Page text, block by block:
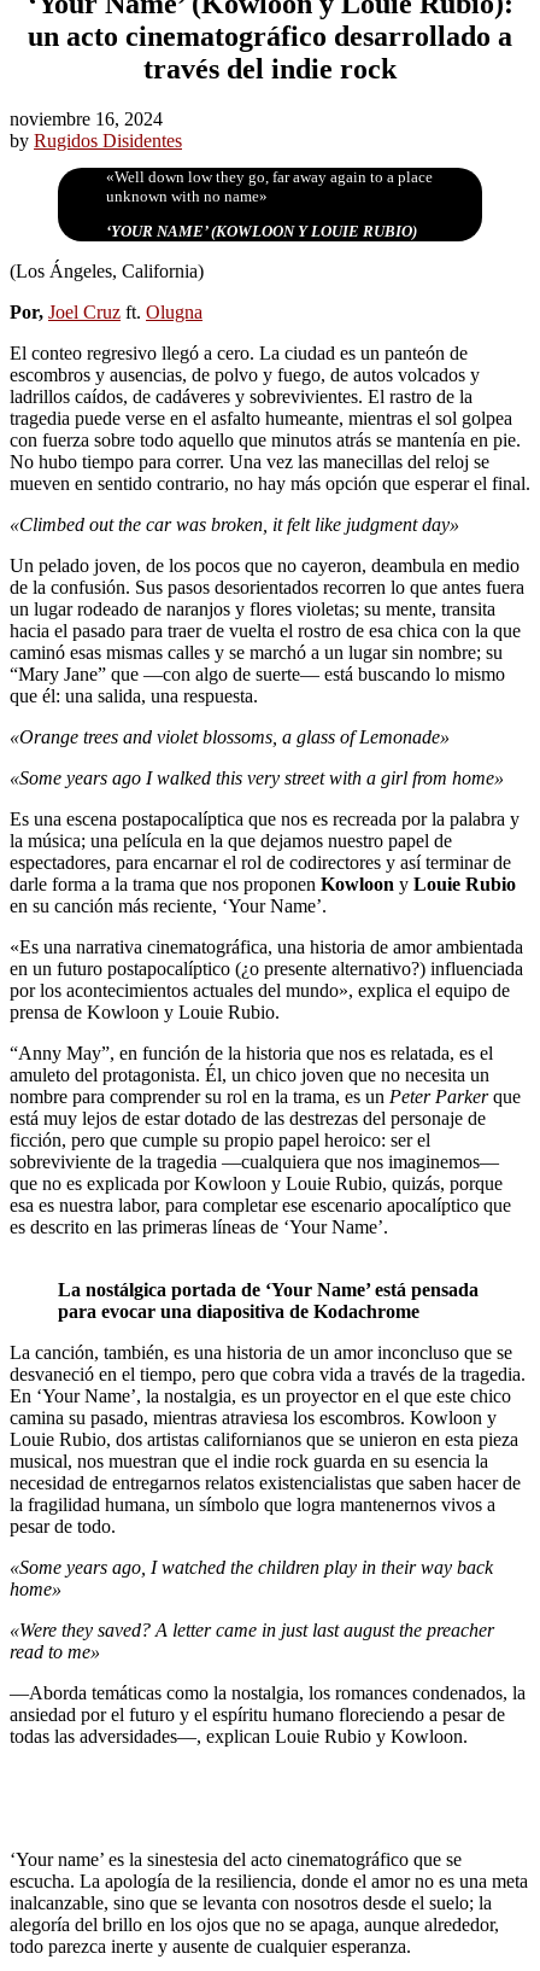
un acto cinematográfico desarrollado a
través del indie rock
noviembre 16, 2024
by Rugidos Disidentes
«Well down low they go, far away again to a place
unknown with no name»
‘YOUR NAME’ (KOWLOON Y LOUIE RUBIO)
(Los Ángeles, California)
Por, Joel Cruz ft. Olugna
El conteo regresivo llegó a cero. La ciudad es un panteón de
escombros y ausencias, de polvo y fuego, de autos volcados y
ladrillos caídos, de cadáveres y sobrevivientes. El rastro de la
tragedia puede verse en el asfalto humeante, mientras el sol golpea
con fuerza sobre todo aquello que minutos atrás se mantenía en pie.
No hubo tiempo para correr. Una vez las manecillas del reloj se
mueven en sentido contrario, no hay más opción que esperar el final.
«Climbed out the car was broken, it felt like judgment day»
Un pelado joven, de los pocos que no cayeron, deambula en medio
de la confusión. Sus pasos desorientados recorren lo que antes fuera
un lugar rodeado de naranjos y flores violetas; su mente, transita
hacia el pasado para traer de vuelta el rostro de esa chica con la que
caminó esas mismas calles y se marchó a un lugar sin nombre; su
“Mary Jane” que ―con algo de suerte― está buscando lo mismo
que él: una salida, una respuesta.
«Orange trees and violet blossoms, a glass of Lemonade»
«Some years ago I walked this very street with a girl from home»
Es una escena postapocalíptica que nos es recreada por la palabra y
la música; una película en la que dejamos nuestro papel de
espectadores, para encarnar el rol de codirectores y así terminar de
darle forma a la trama que nos proponen Kowloon y Louie Rubio
en su canción más reciente, ‘Your Name’.
«Es una narrativa cinematográfica, una historia de amor ambientada
en un futuro postapocalíptico (¿o presente alternativo?) influenciada
por los acontecimientos actuales del mundo», explica el equipo de
prensa de Kowloon y Louie Rubio.
“Anny May”, en función de la historia que nos es relatada, es el
amuleto del protagonista. Él, un chico joven que no necesita un
nombre para comprender su rol en la trama, es un Peter Parkerque
está muy lejos de estar dotado de las destrezas del personaje de
ficción, pero que cumple su propio papel heroico: ser el
sobreviviente de la tragedia ―cualquiera que nos imaginemos―
que no es explicada por Kowloon y Louie Rubio, quizás, porque
esa es nuestra labor, para completar ese escenario apocalíptico que
es descrito en las primeras líneas de ‘Your Name’.
La nostálgica portada de ‘Your Name’ está pensada
para evocar una diapositiva de Kodachrome
La canción, también, es una historia de un amor inconcluso que se
desvaneció en el tiempo, pero que cobra vida a través de la tragedia.
En ‘Your Name’, la nostalgia, es un proyector en el que este chico
camina su pasado, mientras atraviesa los escombros. Kowloon y
Louie Rubio, dos artistas californianos que se unieron en esta pieza
musical, nos muestran que el indie rock guarda en su esencia la
necesidad de entregarnos relatos existencialistas que saben hacer de
la fragilidad humana, un símbolo que logra mantenernos vivos a
pesar de todo.
«Some years ago, I watched the children play in their way back
home»
«Were they saved? A letter came in just last august the preacher
read to me»
―Aborda temáticas como la nostalgia, los romances condenados, la
ansiedad por el futuro y el espíritu humano floreciendo a pesar de
todas las adversidades―, explican Louie Rubio y Kowloon.
‘Your name’ es la sinestesia del acto cinematográfico que se
escucha. La apología de la resiliencia, donde el amor no es una meta
inalcanzable, sino que se levanta con nosotros desde el suelo; la
alegoría del brillo en los ojos que no se apaga, aunque alrededor,
todo parezca inerte y ausente de cualquier esperanza.